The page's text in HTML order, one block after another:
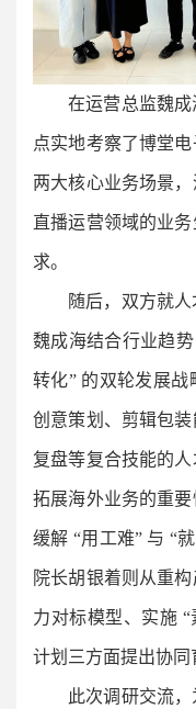
在运营总监魏
点实地考察了博堂
两大核心业务场景，
直播运营领域的业
求。
随后，双方就
魏成海结合行业趋
转化” 的双轮发展
创意策划、剪辑包
复盘等复合技能的
拓展海外业务的重要
缓解 “用工难” 与 “
院长胡银着则从重
力对标模型、实施
计划三方面提出协同
此次调研交流